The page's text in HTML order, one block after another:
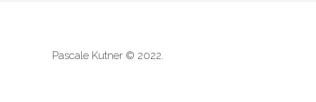
Pascale Kutner © 2022.